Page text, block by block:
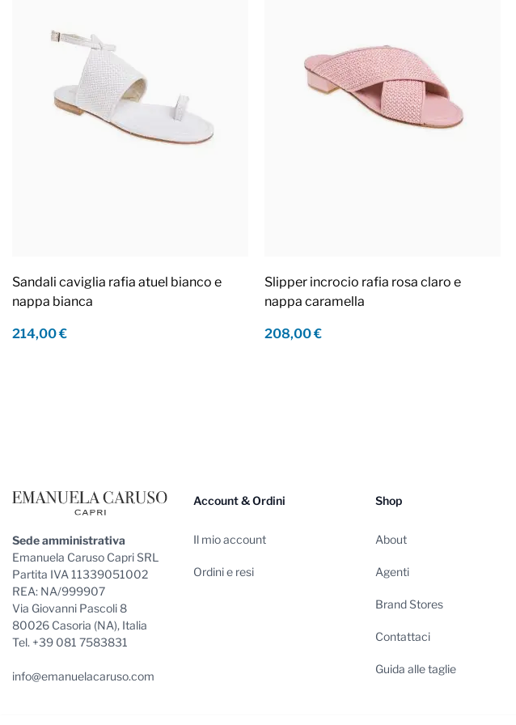
Sandali caviglia rafia atuel bianco e
nappa bianca
214,00 €
Slipper incrocio rafia rosa claro e
nappa caramella
208,00 €
Sede amministrativa
Emanuela Caruso Capri SRL
Partita IVA 11339051002
REA: NA/999907
Via Giovanni Pascoli 8
80026 Casoria (NA), Italia
Tel. +39 081 7583831
info@emanuelacaruso.com
Account & Ordini
Il mio account
Ordini e resi
Shop
About
Agenti
Brand Stores
Contattaci
Guida alle taglie